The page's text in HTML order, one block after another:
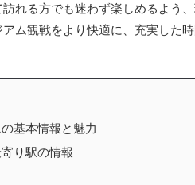
れる方でも迷わず楽しめるよう
ム観戦をより快適に、充実した
基本情報と魅力
り駅の情報